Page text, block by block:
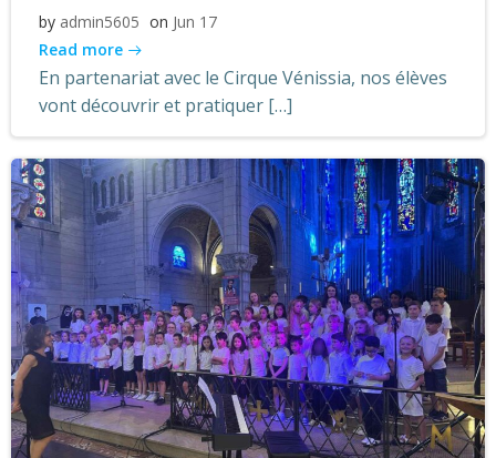
by admin5605 on Jun 17
Read more
En partenariat avec le Cirque Vénissia, nos élèves
vont découvrir et pratiquer […]